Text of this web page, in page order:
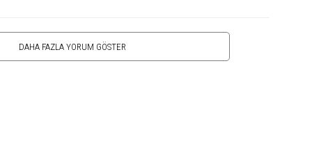
DAHA FAZLA YORUM GÖSTER